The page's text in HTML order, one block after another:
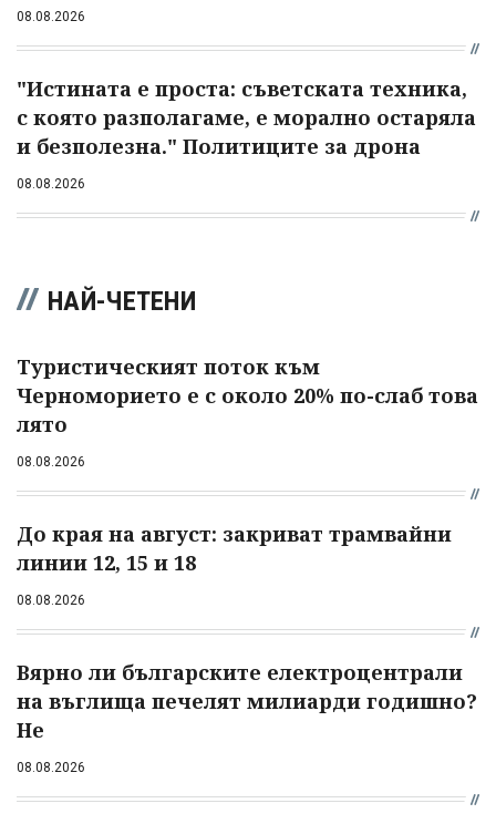
08.08.2026
"Истината е проста: съветската техника,
с която разполагаме, е морално остаряла
и безполезна." Политиците за дрона
08.08.2026
НАЙ-ЧЕТЕНИ
Туристическият поток към
Черноморието е с около 20% по-слаб това
лято
08.08.2026
До края на август: закриват трамвайни
линии 12, 15 и 18
08.08.2026
Вярно ли българските електроцентрали
на въглища печелят милиарди годишно?
Не
08.08.2026